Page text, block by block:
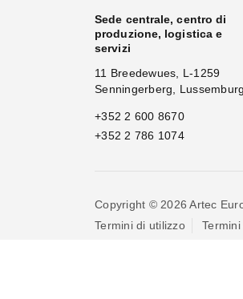
Sede centrale, centro di
produzione, logistica e
servizi
11 Breedewues, L-1259
Senningerberg,
+352 2 600 8670
+352 2 786 1074
Copyright © 2026 Artec
Termini di utilizzo